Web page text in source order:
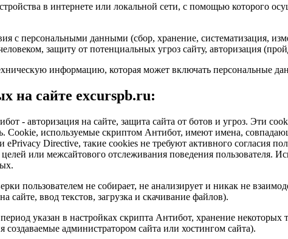
в интернете или локальной сети, с помощью которого
с персональными данными (сбор, хранение, систематизация,
защиту от потенциальных угроз сайту, авторизация
информацию, которая может включать персональные
на сайте excurspb.ru:
- авторизация на сайте, защита сайта от ботов и угроз. Эти
Cookie, используемые скриптом Антибот, имеют имена,
Directive, такие cookies не требуют активного согласия
или межсайтового отслеживания поведения пользователя.
пользователем не собирает, не анализирует и никак не
ввод текстов, загрузка и скачивание файлов).
период указан в настройках скрипта Антибот, хранение
администратором сайта или хостингом сайта).